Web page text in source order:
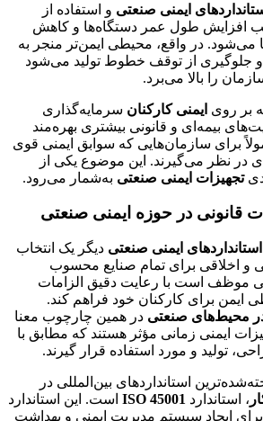
ایمنی صنعتی و استفاده از
افزایش طول عمر دستگاه‌ها و کاهش
می‌شود. در واقع، محیطی ایمن‌تر منجر به
جلوگیری از توقف خطوط تولید می‌شود
را بالا می‌برد.
بر روی ایمنی کارکنان سرمایه‌گذاری
بیمه‌ای و قانونی بیشتری بهره‌مند
برای سازمان‌هایی که سوابق ایمنی قوی
در نظر می‌گیرند. این موضوع یکی از
تجهیزات ایمنی صنعتی به‌شمار می‌رود.
قانونی در حوزه ایمنی صنعتی
استانداردهای ایمنی صنعتی دیگر یک انتخاب
و اخلاقی برای تمام صنایع محسوب
موظف است با رعایت دقیق الزامات
ایمن برای کارکنان خود فراهم کند.
در محیط‌های صنعتی در همین چارچوب معنا
ایمنی زمانی مؤثر هستند که مطابق با
تولید و مورد استفاده قرار گیرند.
استانداردهای بین‌المللی در
، استاندارد ISO 45001 است. این استاندارد
ایجاد سیستم مدیریت ایمنی و بهداشت